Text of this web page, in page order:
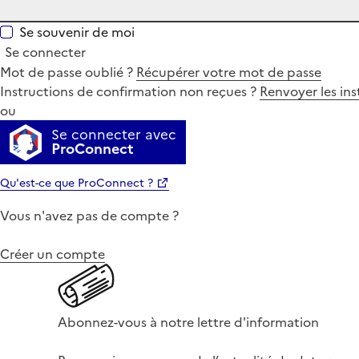
Se souvenir de moi
Se connecter
Mot de passe oublié ? Récupérer votre mot de passe
Instructions de confirmation non reçues ? Renvoyer les
ou
Se connecter avec
ProConnect
Qu'est-ce que ProConnect ?
Vous n'avez pas de compte ?
Créer un compte
Abonnez-vous à notre lettre d'information